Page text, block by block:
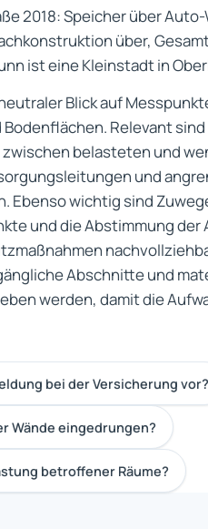
2018: Speicher über
über,
ist eine Kleinstadt in
Blick auf
Relevant
belasteten und
und
Ebenso wichtig sind
und die Abstimmung
Abschnitte und
werden, damit die
bei der Versicherung vor?
Wände eingedrungen?
betroffener Räume?